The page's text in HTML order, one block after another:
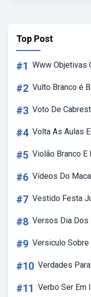
Top Post
#1 Www Objetivas
#2 Vulto Branco é
#3 Voto De
#4 Volta As Aulas
#5 Violão Branco E
#6 Vídeos Do
#7 Vestido Festa
#8 Versos Dia Dos
#9 Versiculo Sobre
#10 Verdades
#11 Verbo Ser Em